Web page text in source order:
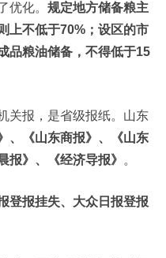
优化。 规定地方储备粮主
上不低于70%；设区的市
品粮油储备，不得低于15
关报，是省级报纸。山东
、《山东商报》、《山东
报》、《经济导报》 。
登报挂失、大众日报登报